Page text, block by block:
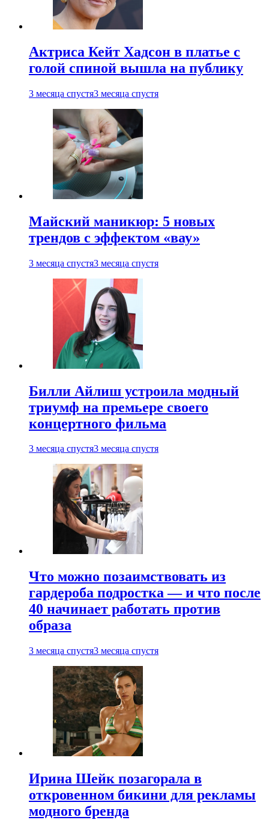
Актриса Кейт Хадсон в платье с
голой спиной вышла на публику
3 месяца спустя3 месяца спустя
Майский маникюр: 5 новых
трендов с эффектом «вау»
3 месяца спустя3 месяца спустя
Билли Айлиш устроила модный
триумф на премьере своего
концертного фильма
3 месяца спустя3 месяца спустя
Что можно позаимствовать из
гардероба подростка — и что после
40 начинает работать против
образа
3 месяца спустя3 месяца спустя
Ирина Шейк позагорала в
откровенном бикини для рекламы
модного бренда